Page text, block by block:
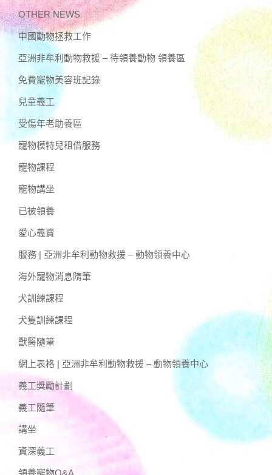
OTHER NEWS
中國動物拯救工作
亞洲非牟利動物救援 – 待領養動物 領養區
免費寵物美容班記錄
兒童義工
受傷年老助養區
寵物模特兒租借服務
寵物課程
寵物講坐
已被領養
愛心義賣
服務 | 亞洲非牟利動物救援 – 動物領養中心
海外寵物消息隋筆
犬訓練課程
犬隻訓練課程
獸醫隨筆
網上表格 | 亞洲非牟利動物救援 – 動物領養中心
義工獎勵計劃
義工隨筆
講坐
資深義工
領養寵物Q&A